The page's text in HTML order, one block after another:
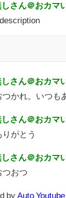
さん＠おカマ
さん＠おカマ
つかれ。いつも
さん＠おカマ
りがとう
さん＠おカマ
つおつ
by Auto